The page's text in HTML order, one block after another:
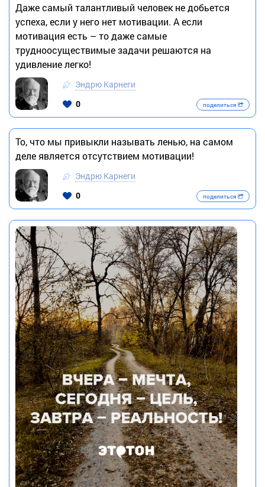
Даже самый талантливый человек не добьется
успеха, если у него нет мотивации. А если
мотивация есть – то даже самые
трудноосуществимые задачи решаются на
удивление легко!
Эндрю Карнеги
0
поделиться
То, что мы привыкли называть ленью, на самом
деле является отсутствием мотивации!
Эндрю Карнеги
0
поделиться